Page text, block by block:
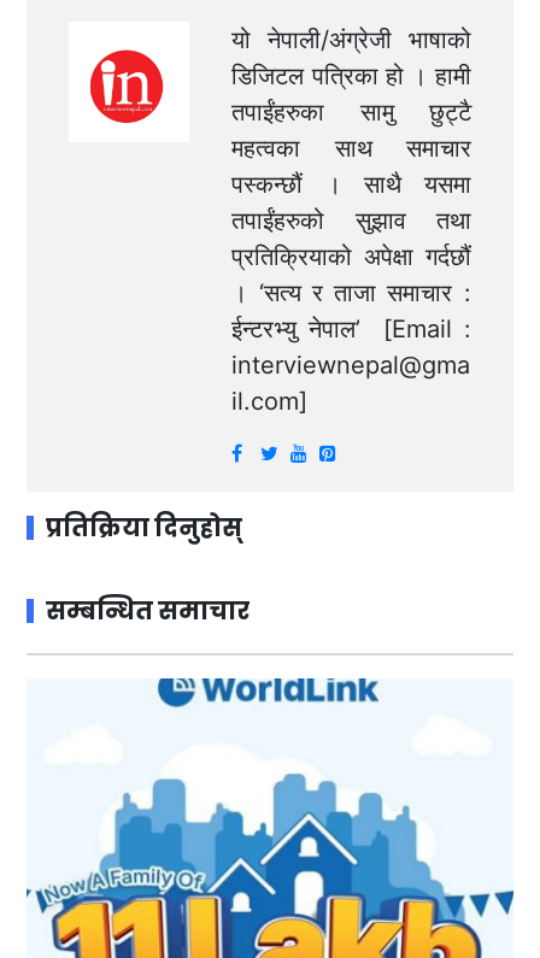
यो नेपाली/अंग्रेजी भाषाको
डिजिटल पत्रिका हो । हामी
तपाईंहरुका सामु छुट्टै
महत्वका साथ समाचार
पस्कन्छौं । साथै यसमा
तपाईंहरुको सुझाव तथा
प्रतिक्रियाको अपेक्षा गर्दछौं
। ‘सत्य र ताजा समाचार :
ईन्टरभ्यु नेपाल’ [Email :
interviewnepal@gma
il.com]
प्रतिक्रिया दिनुहोस्
सम्बन्धित समाचार